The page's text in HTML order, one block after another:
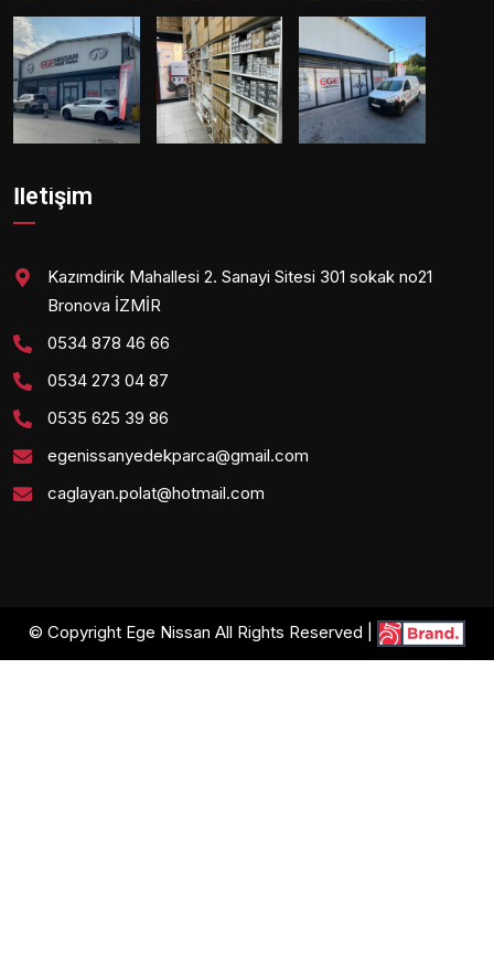
İletişim
Kazımdirik Mahallesi 2. Sanayi Sitesi 301 sokak no21
Bronova İZMİR
0534 878 46 66
0534 273 04 87
0535 625 39 86
egenissanyedekparca@gmail.com
caglayan.polat@hotmail.com
© Copyright Ege Nissan All Rights Reserved |